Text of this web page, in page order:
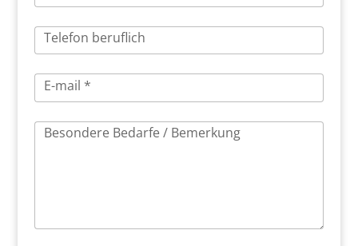
Telefon beruflich
E-mail *
Besondere Bedarfe / Bemerkung